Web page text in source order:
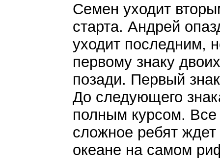
Семен уходит
старта. Андрей
уходит последним,
первому знаку
позади. Первый
До следующего
полным курсом.
сложное ребят ждет
океане на самом